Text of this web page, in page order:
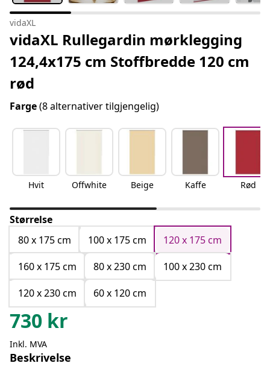
vidaXL
vidaXL Rullegardin mørklegging
124,4x175 cm Stoffbredde 120 cm
rød
Farge(8 alternativer tilgjengelig)
Hvit Offwhite Beige Kaffe Rød
Størrelse
80 x 175 cm
100 x 175 cm
120 x 175 cm
160 x 175 cm
80 x 230 cm
100 x 230 cm
120 x 230 cm
60 x 120 cm
730 kr
Inkl. MVA
Beskrivelse